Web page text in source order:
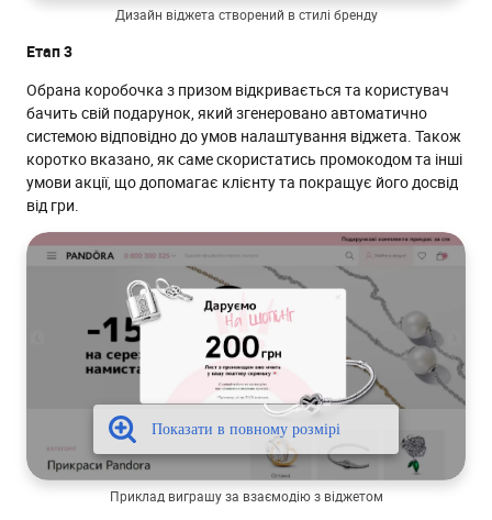
Дизайн віджета створений в стилі бренду
Етап 3
Обрана коробочка з призом відкривається та користувач
бачить свій подарунок, який згенеровано автоматично
системою відповідно до умов налаштування віджета. Також
коротко вказано, як саме скористатись промокодом та інші
умови акції, що допомагає клієнту та покращує його досвід
від гри.
Приклад виграшу за взаємодію з віджетом